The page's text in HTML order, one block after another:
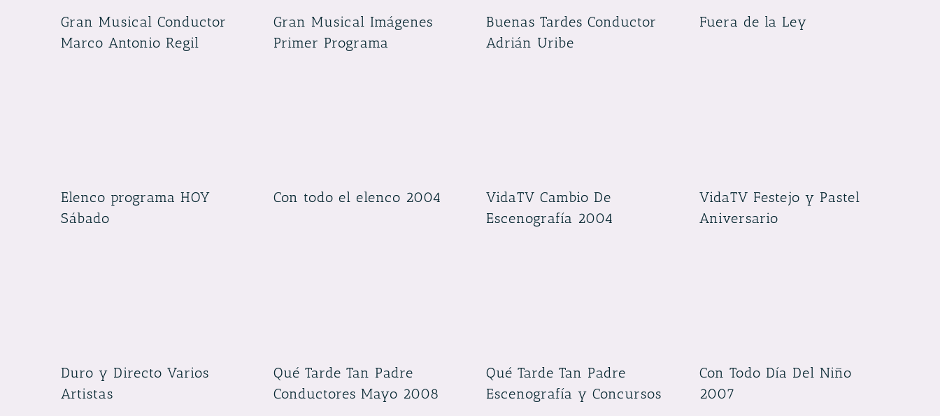
Gran Musical Conductor
Marco Antonio Regil
Gran Musical Imágenes
Primer Programa
Buenas Tardes Conductor
Adrián Uribe
Fuera de la Ley
Elenco programa HOY
Sábado
Con todo el elenco 2004
VidaTV Cambio De
Escenografía 2004
VidaTV Festejo y Pastel
Aniversario
Duro y Directo Varios
Artistas
Qué Tarde Tan Padre
Conductores Mayo 2008
Qué Tarde Tan Padre
Escenografía y Concursos
Con Todo Día Del Niño
2007